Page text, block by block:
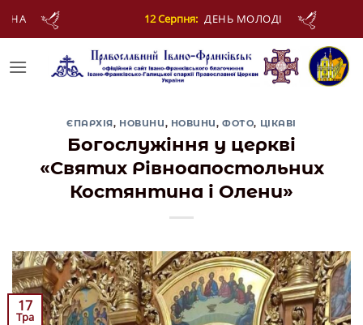
12 Серпня: МУЧЕНИКІВ ФОТІЯ Й
ЄПАРХІЯ, НОВИНИ, НОВИНИ,ФОТО, ЦІКАВІ
Богослужіння у церкві
«Святих Рівноапостольних
Костянтина і Олени»
17
Тра